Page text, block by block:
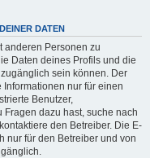
DATEN
anderen Personen zu
Daten deines Profils und die
sein können. Der
nur für einen
Benutzer,
dazu hast, suche nach
den Betreiber. Die E-
nur für den Betreiber und von